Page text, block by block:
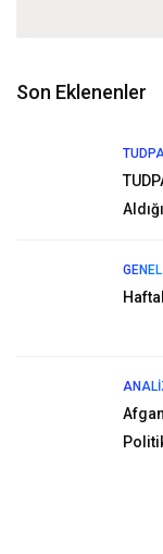
Son Eklenenler
GENEL